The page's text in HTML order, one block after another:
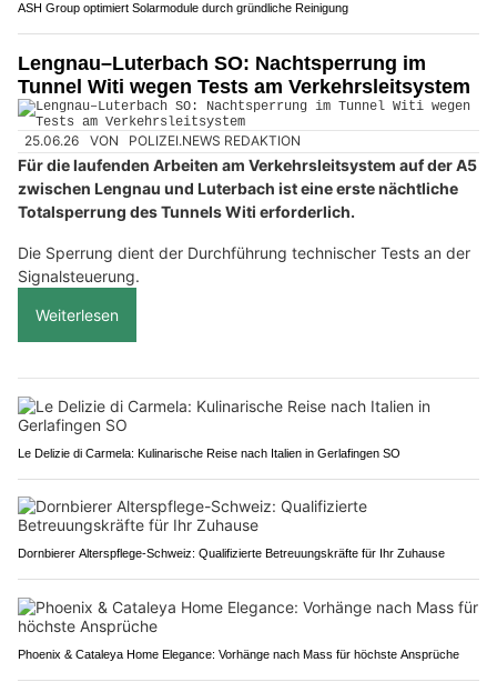
ASH Group optimiert Solarmodule durch gründliche Reinigung
Lengnau–Luterbach SO: Nachtsperrung im
Tunnel Witi wegen Tests am Verkehrsleitsystem
25.06.26 VON POLIZEI.NEWS REDAKTION
Für die laufenden Arbeiten am Verkehrsleitsystem auf der A5
zwischen Lengnau und Luterbach ist eine erste nächtliche
Totalsperrung des Tunnels Witi erforderlich.
Die Sperrung dient der Durchführung technischer Tests an der
Signalsteuerung.
Weiterlesen
Le Delizie di Carmela: Kulinarische Reise nach Italien in Gerlafingen SO
Dornbierer Alterspflege-Schweiz: Qualifizierte Betreuungskräfte für Ihr Zuhause
Phoenix & Cataleya Home Elegance: Vorhänge nach Mass für höchste Ansprüche